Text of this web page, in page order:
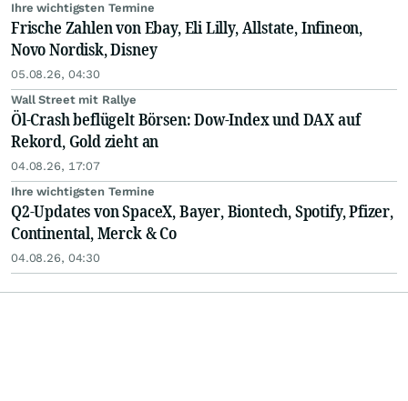
Ihre wichtigsten Termine
Frische Zahlen von Ebay, Eli Lilly, Allstate, Infineon,
Novo Nordisk, Disney
05.08.26, 04:30
Wall Street mit Rallye
Öl-Crash beflügelt Börsen: Dow-Index und DAX auf
Rekord, Gold zieht an
04.08.26, 17:07
Ihre wichtigsten Termine
Q2-Updates von SpaceX, Bayer, Biontech, Spotify, Pfizer,
Continental, Merck & Co
04.08.26, 04:30